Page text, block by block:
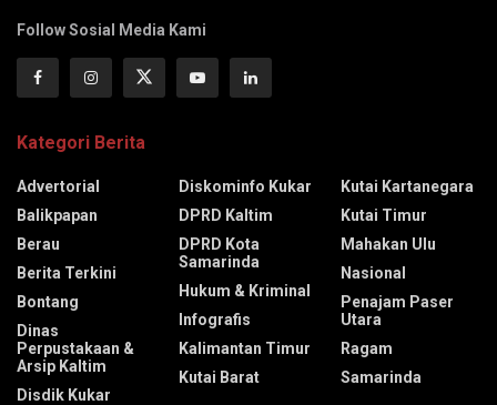
Follow Sosial Media Kami
Kategori Berita
Advertorial
Balikpapan
Berau
Berita Terkini
Bontang
Dinas
Perpustakaan &
Arsip Kaltim
Disdik Kukar
Diskominfo Kukar
DPRD Kaltim
DPRD Kota
Samarinda
Hukum & Kriminal
Infografis
Kalimantan Timur
Kutai Barat
Kutai Kartanegara
Kutai Timur
Mahakan Ulu
Nasional
Penajam Paser
Utara
Ragam
Samarinda